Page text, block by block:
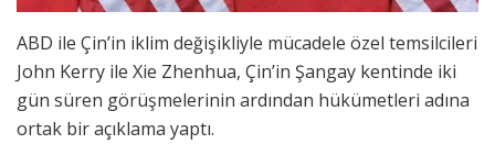
ABD ile Çin’in iklim değişikliyle mücadele özel temsilcileri
John Kerry ile Xie Zhenhua, Çin’in Şangay kentinde iki
gün süren görüşmelerinin ardından hükümetleri adına
ortak bir açıklama yaptı.